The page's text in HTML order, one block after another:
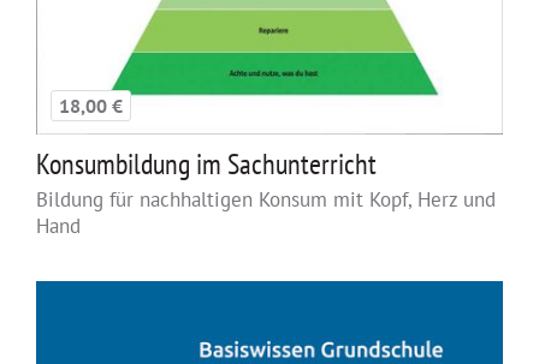
18,00 €
Konsumbildung im Sachunterricht
Bildung für nachhaltigen Konsum mit Kopf, Herz und
Hand